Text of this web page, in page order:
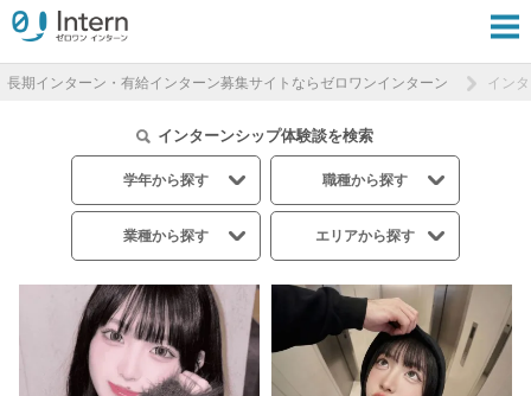
長期インターン・有給インターン募集サイトならゼロワンインターン イン
インターンシップ体験談を検索
学年から探す 職種から探す
業種から探す エリアから探す